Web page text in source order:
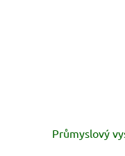
Průmyslový